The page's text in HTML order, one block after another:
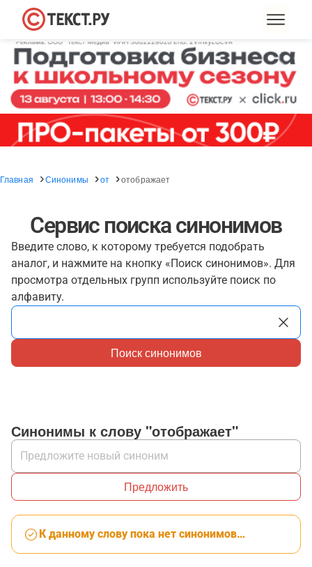
Главная Синонимы от отображает
Сервис поиска синонимов
Введите слово, к которому требуется подобрать
аналог, и нажмите на кнопку «Поиск синонимов». Для
просмотра отдельных групп используйте поиск по
алфавиту.
Поиск синонимов
Синонимы к слову "отображает"
Предложить
К данному слову пока нет синонимов…